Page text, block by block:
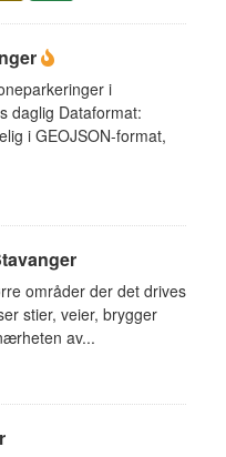
i
daglig Dataformat:
i GEOJSON-format,
områder der det drives
stier, veier, brygger
av...